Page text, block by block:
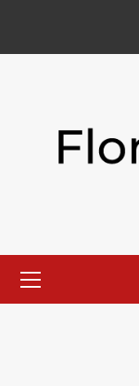
content
Menu